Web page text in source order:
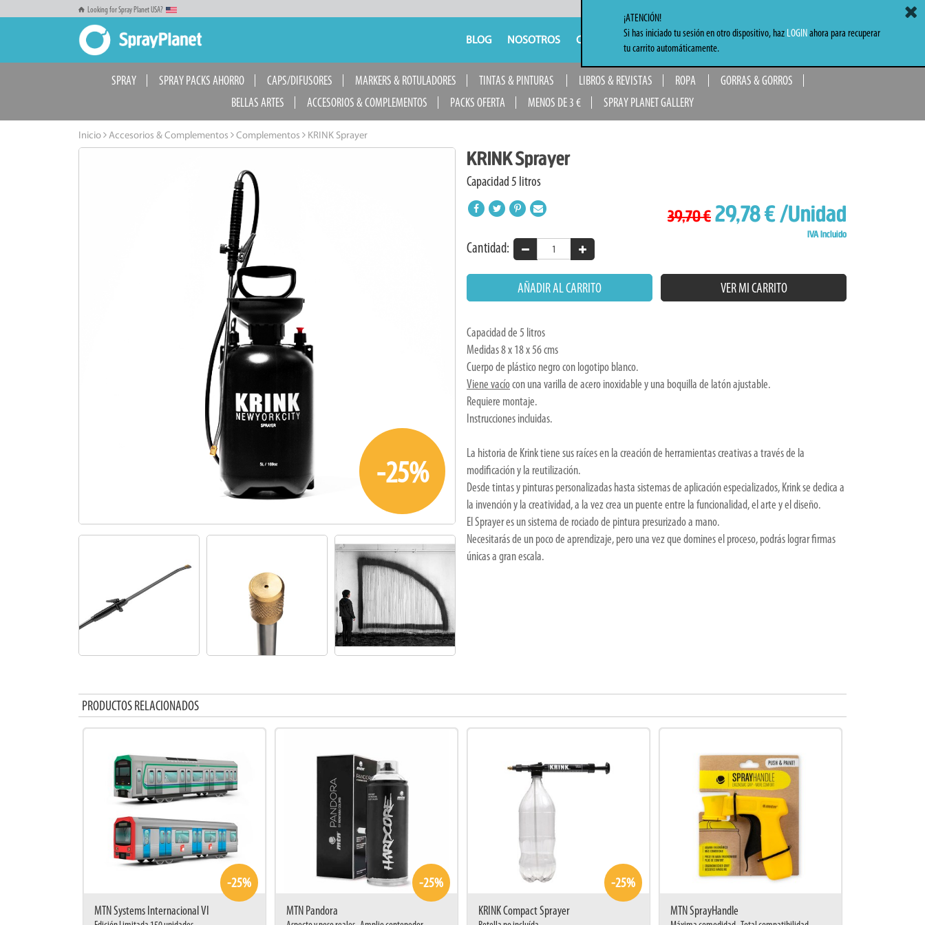
Looking for Spray Planet USA?
BLOG NOSOTROS CONTACTO
SPRAY SPRAY PACKS AHORRO CAPS/DIFUSORES MARKERS & ROTULADORES TINTAS & PINTURAS LIBROS & REVISTAS ROPA
GORRAS & GORROS
BELLAS ARTES
ACCESORIOS & COMPLEMENTOS PACKS OFERTA MENOS DE 3 € SPRAY PLANET GALLERY
Inicio Accesorios & Complementos Complementos KRINK Sprayer
-25%
KRINK Sprayer
Capacidad 5 litros
39,70 € 29,78 €/Unidad
IVA Incluido
Cantidad:
AÑADIR AL CARRITO VER MI CARRITO
Capacidad de 5 litros
Medidas 8 x 18 x 56 cms
Cuerpo de plástico negro con logotipo blanco.
Viene vacíocon una varilla de acero inoxidable y una boquilla de latón ajustable.
Requiere montaje.
Instrucciones incluidas.
La historia de Krink tiene sus raíces en la creación de herramientas creativas a través de la
modificación y la reutilización.
Desde tintas y pinturas personalizadas hasta sistemas de aplicación especializados, Krink se dedica a
la invención y la creatividad, a la vez crea un puente entre la funcionalidad, el arte y el diseño.
El Sprayer es un sistema de rociado de pintura presurizado a mano.
Necesitarás de un poco de aprendizaje, pero una vez que domines el proceso, podrás lograr firmas
únicas a gran escala.
PRODUCTOS RELACIONADOS
-25%
MTN Systems Internacional VI
-25%
MTN Pandora
-25%
KRINK Compact Sprayer MTN SprayHandle
¡ATENCIÓN!
Si has iniciado tu sesión en otro dispositivo, haz LOGINahora para recuperar
tu carrito automáticamente.